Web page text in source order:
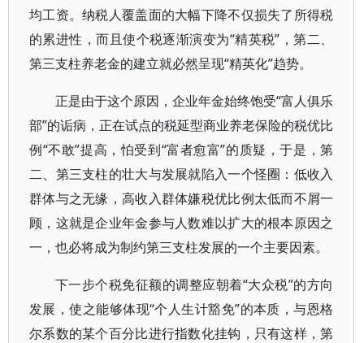
均工资。纳税人覆盖面的大幅下降不仅损失了所得税
的累进性，而且使个税逐渐演变为“精英税”，第二、
第三支柱养老金的建立就必然呈现“精英化”趋势。
正是由于这个原因，企业年金始终饱受“富人俱乐
部”的诟病，正在试点的税延型商业养老保险的税优比
例“不敢”提高，怕受到“富者愈富”的质疑，于是，第
二、第三支柱的壮大与发展就陷入一个怪圈：低收入
群体与之无缘，高收入群体嫌税优比例太低而不屑一
顾，这就是企业年金参与人数难以扩大的根本原因之
一，也必将成为制约第三支柱发展的一个主要因素。
下一步个税免征额的调整应朝着“大众税”的方向
发展，使之能够体现“个人生计豁免”的本质，与恩格
尔系数的某个百分比进行指数化挂钩，只有这样，第